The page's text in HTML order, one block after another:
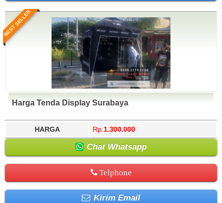
BEST SELLER
Harga Tenda Display Surabaya
HARGA Rp. 1.300.000
Chat Whatsapp
Telphone
Kirim Email